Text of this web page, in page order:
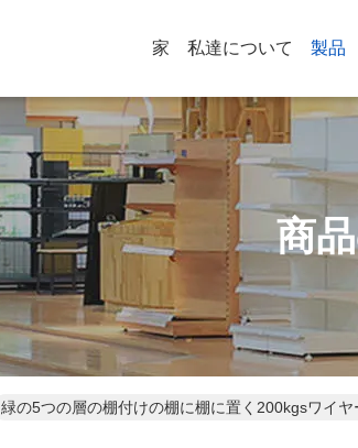
家 私達について 製品
商
緑の5つの層の棚付けの棚に棚に置く200kgsワイヤ